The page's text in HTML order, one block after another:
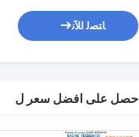
ﺎﺘﺼﻟ ﺍﻶﻧ
احصل على افضل سعر ل